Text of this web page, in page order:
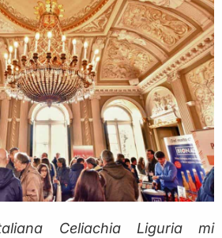
Celiachia Liguria mi